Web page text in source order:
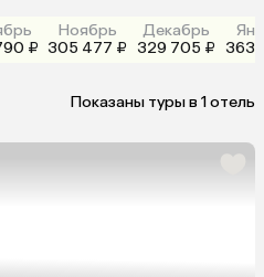
₽
Ноябрь
305 477 ₽
Декабрь
329 705 ₽
363
Показаны туры в 1 отель